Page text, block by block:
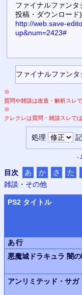
ファイナルファン
投稿・ダウンロード)
http://web.save-
up&num=2423#
※
質問や雑談は改造・解析スレ
※
クレクレは質問・雑談スレで
処理
-
目次 あ か さ た
雑談・その他
PS2 タイトル
あ行
悪魔城ドラキュラ 闇
アンリミテッド・サガ